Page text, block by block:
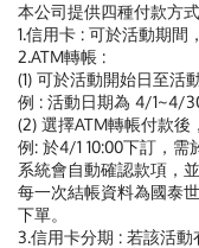
本公司提供四種付款方
1.信用卡 : 可於活動期間
2.ATM轉帳 :
(1) 可於活動開始日至活
例 : 活動日期為 4/1~4/
(2) 選擇ATM轉帳付款後
例: 於4/1 10:00下訂，需
系統會自動確認款項，
每一次結帳資料為國泰
下單。
3.信用卡分期 : 若該活